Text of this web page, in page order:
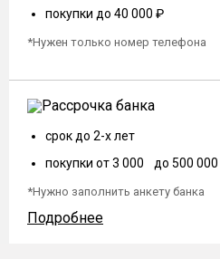
покупки до 40 000 ₽
*Нужен только номер телефона
срок до 2-х лет
покупки от 3 000 до 500
*Нужно заполнить анкету банка
Подробнее